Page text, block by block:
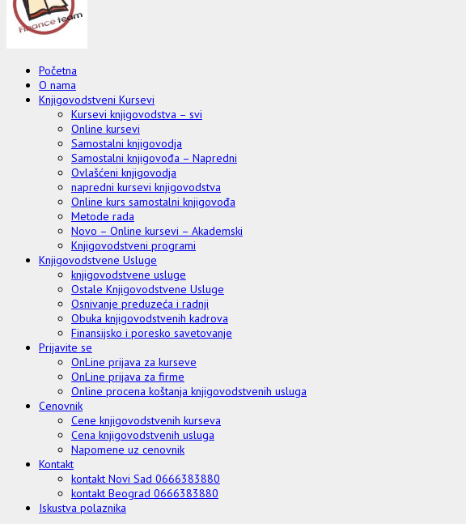
Početna
O nama
Knjigovodstveni Kursevi
Kursevi knjigovodstva – svi
Online kursevi
Samostalni knjigovodja
Samostalni knjigovođa – Napredni
Ovlašćeni knjigovodja
napredni kursevi knjigovodstva
Online kurs samostalni knjigovođa
Metode rada
Novo – Online kursevi – Akademski
Knjigovodstveni programi
Knjigovodstvene Usluge
knjigovodstvene usluge
Ostale Knjigovodstvene Usluge
Osnivanje preduzeća i radnji
Obuka knjigovodstvenih kadrova
Finansijsko i poresko savetovanje
Prijavite se
OnLine prijava za kurseve
OnLine prijava za firme
Online procena koštanja knjigovodstvenih usluga
Cenovnik
Cene knjigovodstvenih kurseva
Cena knjigovodstvenih usluga
Napomene uz cenovnik
Kontakt
kontakt Novi Sad 0666383880
kontakt Beograd 0666383880
Iskustva polaznika